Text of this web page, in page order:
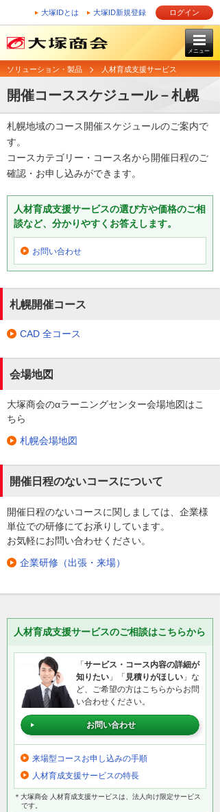
大塚IDとは 大塚ID新規登録 ログイン
メニュー
ソリューション・製品 人材育成支援サービス
開催コーススケジュール－札幌
札幌地域のコース開催スケジュールのご案内で
す。
コースカテゴリー・コース名から開催日程のご
確認・お申し込みができます。
人材育成支援サービスの選び方や価格のご相
談など、分かりやすくお答えします。
お問い合わせ
札幌開催コース
CAD 全コース
会場地図
大塚商会のαラーニングセンター会場地図はこ
ちら
札幌会場地図
開催日程のないコースについて
開催日程のないコースに関しましては、企業様
単位での研修にてお承りしています。
お気軽にお問い合わせください。
企業研修（出張・来場）
人材育成支援サービスのご相談はこちらから
「サービス・コース内容の詳細が
知りたい 」「 見積りがほしい 」な
ど、ご希望の方はこちらからお問
い合わせください。
お問い合わせ
来場型コースお申し込みの手順
人材育成支援サービスの特長
＊大塚商会 人材育成支援サービスは、法人向け限定サービス
です。